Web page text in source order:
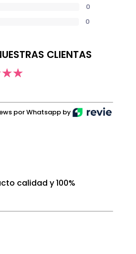
0
0
CLIENTAS
por Whatsapp by
calidad y 100%